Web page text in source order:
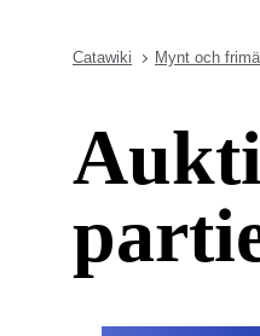
Catawiki Mynt och